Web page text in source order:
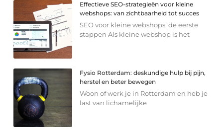
Effectieve SEO-strategieën voor kleine
webshops: van zichtbaarheid tot succes
SEO voor kleine webshops: de eerste
stappen Als kleine webshop is het
Fysio Rotterdam: deskundige hulp bij pijn,
herstel en beter bewegen
Woon of werk je in Rotterdam en heb je
last van lichamelijke